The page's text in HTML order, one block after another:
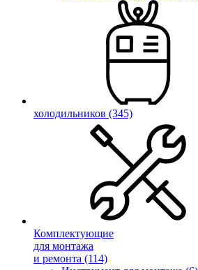
холодильников (345)
Комплектующие
для монтажа
и ремонта (114)